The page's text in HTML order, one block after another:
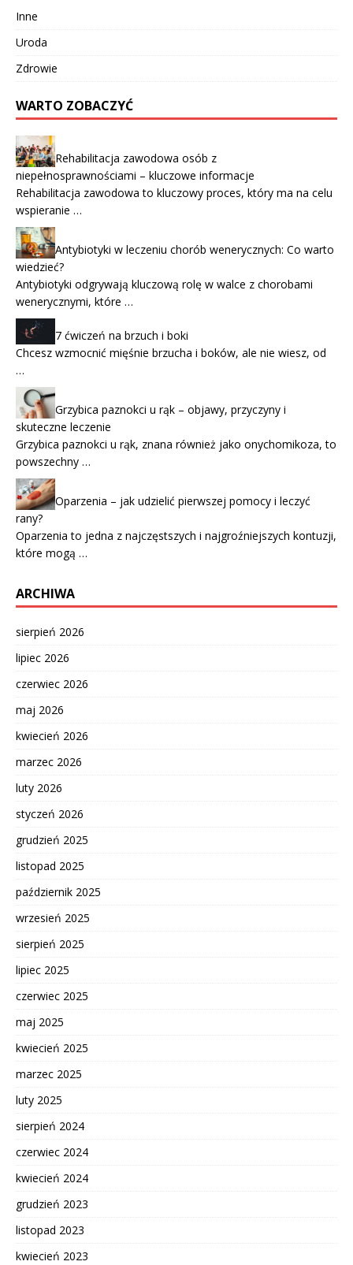
Inne
Uroda
Zdrowie
WARTO ZOBACZYĆ
Rehabilitacja zawodowa osób z
niepełnosprawnościami – kluczowe informacje
Rehabilitacja zawodowa to kluczowy proces, który ma na celu
wspieranie …
Antybiotyki w leczeniu chorób wenerycznych: Co warto
wiedzieć?
Antybiotyki odgrywają kluczową rolę w walce z chorobami
wenerycznymi, które …
7 ćwiczeń na brzuch i boki
Chcesz wzmocnić mięśnie brzucha i boków, ale nie wiesz, od
…
Grzybica paznokci u rąk – objawy, przyczyny i
skuteczne leczenie
Grzybica paznokci u rąk, znana również jako onychomikoza, to
powszechny …
Oparzenia – jak udzielić pierwszej pomocy i leczyć
rany?
Oparzenia to jedna z najczęstszych i najgroźniejszych kontuzji,
które mogą …
ARCHIWA
sierpień 2026
lipiec 2026
czerwiec 2026
maj 2026
kwiecień 2026
marzec 2026
luty 2026
styczeń 2026
grudzień 2025
listopad 2025
październik 2025
wrzesień 2025
sierpień 2025
lipiec 2025
czerwiec 2025
maj 2025
kwiecień 2025
marzec 2025
luty 2025
sierpień 2024
czerwiec 2024
kwiecień 2024
grudzień 2023
listopad 2023
kwiecień 2023